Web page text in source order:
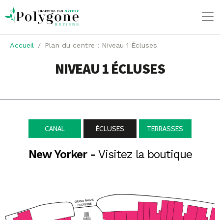
Accueil Plan du centre : Niveau 1 Écluses
NIVEAU 1 ÉCLUSES
CANAL ÉCLUSES TERRASSES
New Yorker - Visitez la boutique